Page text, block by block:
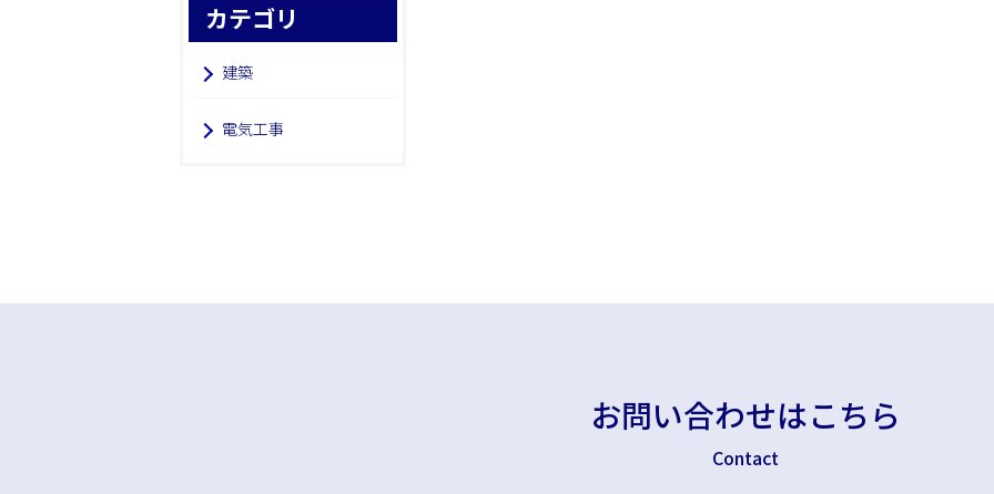
カテゴリ
建築
電気工事
お問い合わせはこちら
Contact